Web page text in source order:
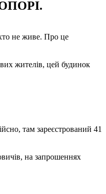
ОПОРІ.
не живе. Про це
жителів, цей будинок
там зареєстрований 41
на запрошеннях